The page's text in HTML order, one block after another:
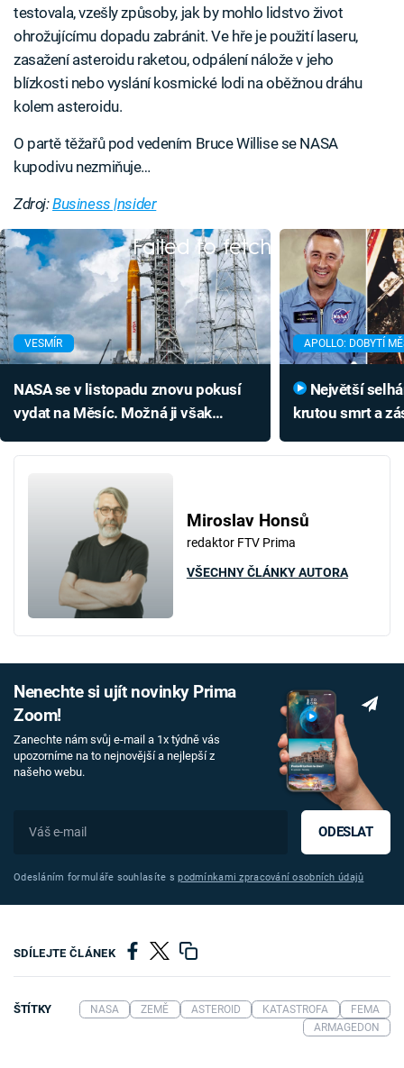
testovala, vzešly způsoby, jak by mohlo lidstvo život
ohrožujícímu dopadu zabránit. Ve hře je použití laseru,
zasažení asteroidu raketou, odpálení nálože v jeho
blízkosti nebo vyslání kosmické lodi na oběžnou dráhu
kolem asteroidu.
O partě těžařů pod vedením Bruce Willise se NASA
kupodivu nezmiňuje…
Zdroj:Business |nsider
Failed to fetch
VESMÍR
NASA se v listopadu znovu pokusí
vydat na Měsíc. Možná ji však
APOLLO: DOBYTÍ
krutou smrt a
Miroslav Honsů
redaktor FTV Prima
VŠECHNY ČLÁNKY AUTORA
Nenechte si ujít novinky Prima
Zoom!
Zanechte nám svůj e-mail a 1x týdně vás
upozorníme na to nejnovější a nejlepší z
našeho webu.
ODESLAT
Odesláním formuláře souhlasíte spodmínkami zpracování osobních údajů
SDÍLEJTE ČLÁNEK
ŠTÍTKY NASA ZEMĚ ASTEROID KATASTROFA
FEMA
ARMAGEDON